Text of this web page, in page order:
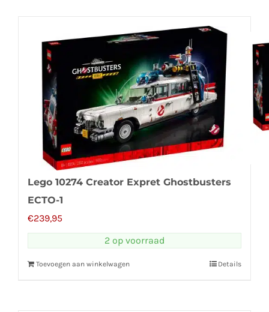
Lego 10274 Creator Expret Ghostbusters
ECTO-1
€239,95
2 op voorraad
Toevoegen aan winkelwagen Details